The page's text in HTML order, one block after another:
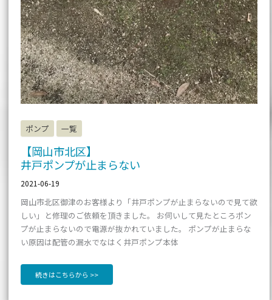
ポンプ 一覧
【岡山市北区】
井戸ポンプが止まらない
2021-06-19
岡山市北区御津のお客様より「井戸ポンプが止まらないので見て欲
しい」と修理のご依頼を頂きました。 お伺いして見たところポン
プが止まらないので電源が抜かれていました。 ポンプが止まらな
い原因は配管の漏水でなはく井戸ポンプ本体
続きはこちらから >>